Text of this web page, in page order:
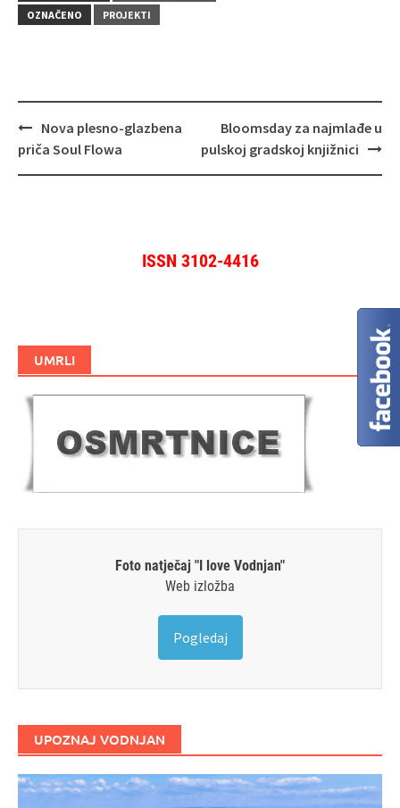
OZNAČENO
PROJEKTI
Navigacija
objava
Nova plesno‑glazbena
priča Soul Flowa
Bloomsday za najmlađe u
pulskoj gradskoj knjižnici
ISSN 3102-4416
UMRLI
Foto natječaj "I love Vodnjan"
Web izložba
Pogledaj
UPOZNAJ VODNJAN